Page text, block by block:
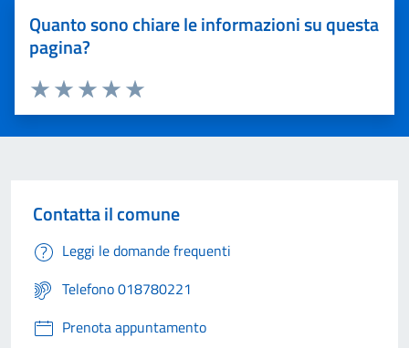
Quanto sono chiare le informazioni su questa
pagina?
Valuta 5 stelle su 5
Valuta 4 stelle su 5
Valuta 3 stelle su 5
Valuta 2 stelle su 5
Valuta 1 stelle su 5
Contatta il comune
Leggi le domande frequenti
Telefono 018780221
Prenota appuntamento